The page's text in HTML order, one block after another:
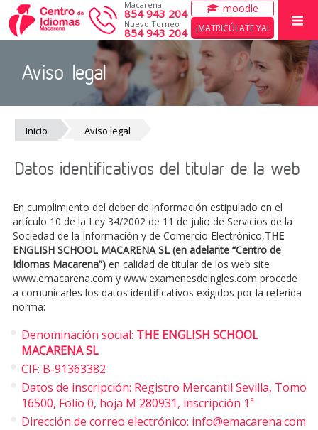
INICIO
CURSOS
ACTIVIDADES DE VERANO
WORK WITH US
moodle
¡MATRICÚLATE YA!
Macarena
854 943 204
Nuevo Torneo
854 943 204
Aviso legal
Inicio Aviso legal
Datos identificativos del titular de la web
En cumplimiento del deber de información estipulado en el
artículo 10 de la Ley 34/2002 de 11 de julio de Servicios de la
Sociedad de la Información y de Comercio Electrónico,THE
ENGLISH SCHOOL MACARENA SL (en adelante “Centro de
Idiomas Macarena”) en calidad de titular de los web site
www.emacarena.com y www.examenesdeingles.com procede
a comunicarles los datos identificativos exigidos por la referida
norma:
Denominación social: THE ENGLISH SCHOOL
MACARENA SL
CIF: B-91363382
Datos de inscripción: Registro Mercantil Sevilla, Tomo
16500, Folio 0, hoja M 280931, inscripción 1ª
Dirección de correo electrónico: info@emacarena.com